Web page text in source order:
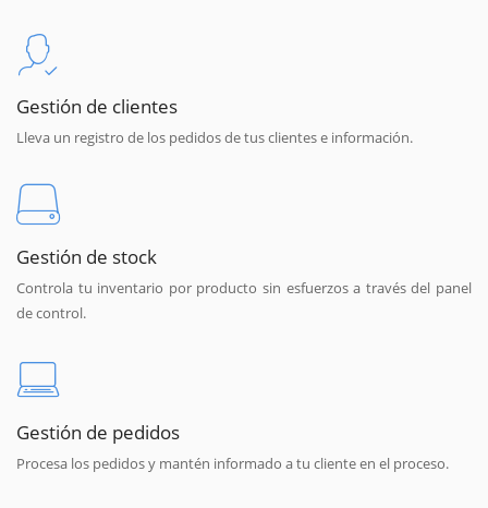
Gestión de clientes
Lleva un registro de los pedidos de tus clientes e información.
Gestión de stock
Controla tu inventario por producto sin esfuerzos a través del panel
de control.
Gestión de pedidos
Procesa los pedidos y mantén informado a tu cliente en el proceso.